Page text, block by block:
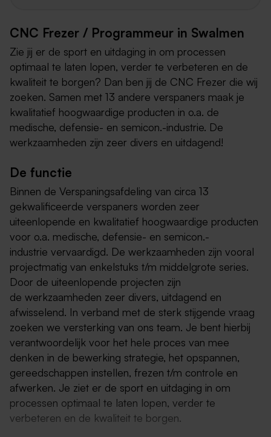
CNC Frezer / Programmeur in Swalmen
Zie jij er de sport en uitdaging in om processen
optimaal te laten lopen, verder te verbeteren en de
kwaliteit te borgen? Dan ben jij de CNC Frezer die wij
zoeken. Samen met 13 andere verspaners maak je
kwalitatief hoogwaardige producten in o.a. de
medische, defensie- en semicon.-industrie. De
werkzaamheden zijn zeer divers en uitdagend!
De functie
Binnen de Verspaningsafdeling van circa 13
gekwalificeerde verspaners worden zeer
uiteenlopende en kwalitatief hoogwaardige producten
voor o.a. medische, defensie- en semicon.-
industrie vervaardigd. De werkzaamheden zijn vooral
projectmatig van enkelstuks t/m middelgrote series.
Door de uiteenlopende projecten zijn
de werkzaamheden zeer divers, uitdagend en
afwisselend. In verband met de sterk stijgende vraag
zoeken we versterking van ons team. Je bent hierbij
verantwoordelijk voor het hele proces van mee
denken in de bewerking strategie, het opspannen,
gereedschappen instellen, frezen t/m controle en
afwerken. Je ziet er de sport en uitdaging in om
processen optimaal te laten lopen, verder te
verbeteren en de kwaliteit te borgen.